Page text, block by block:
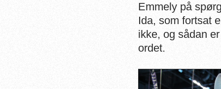
Emmely på
Ida, som fortsat
ikke, og sådan
ordet.